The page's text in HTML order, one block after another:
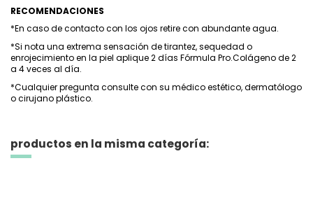
RECOMENDACIONES
*En caso de contacto con los ojos retire con abundante agua.
*Si nota una extrema sensación de tirantez, sequedad o
enrojecimiento en la piel aplique 2 días Fórmula Pro.Colágeno de 2
a 4 veces al día.
*Cualquier pregunta consulte con su médico estético, dermatólogo
o cirujano plástico.
productos en la misma categoría: